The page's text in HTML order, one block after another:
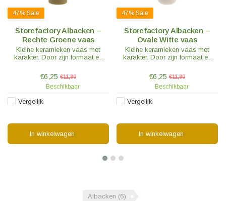
47% Sale
Storefactory Albacken –
Rechte Groene vaas
Kleine keramieken vaas met
karakter. Door zijn formaat en
plaatsen met beperkte ruimte
voor decoratie.
€6,25 €11,90
Beschikbaar
Vergelijk
In winkelwagen
47%Sale
Storefactory Albacken –
Ovale Witte vaas
Kleine keramieken vaas met
karakter. Door zijn formaat en
plaatsen met beperkte ruimte
voor decoratie.
€6,25 €11,90
Beschikbaar
Vergelijk
In winkelwagen
Albacken (6)